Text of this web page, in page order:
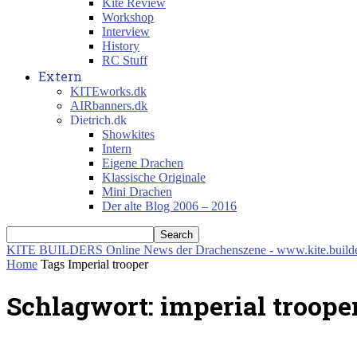
Kite Review
Workshop
Interview
History
RC Stuff
Extern
KITEworks.dk
AIRbanners.dk
Dietrich.dk
Showkites
Intern
Eigene Drachen
Klassische Originale
Mini Drachen
Der alte Blog 2006 – 2016
KITE BUILDERS Online News der Drachenszene -
Home Tags Imperial trooper
Schlagwort: imperial